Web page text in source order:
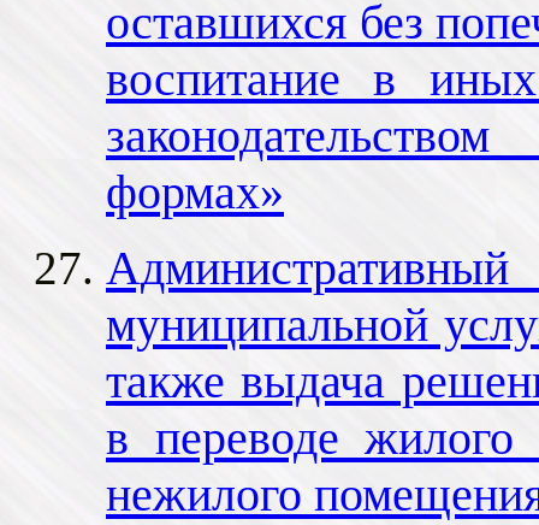
оставшихся без
воспитание в
формах»
Административный
муниципальной
также выдача
в переводе
нежилого